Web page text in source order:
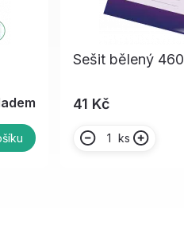
Sešit bělený 460
41 Kč
ks